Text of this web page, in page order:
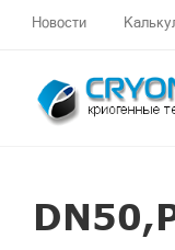
Новости